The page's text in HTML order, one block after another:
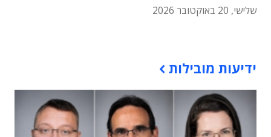
שלישי, 20 באוקטובר 2026
ידיעות מובילות